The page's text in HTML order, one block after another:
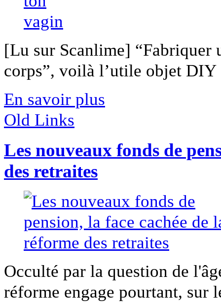
[Lu sur Scanlime] “Fabriquer
corps”, voilà l’utile objet
En savoir plus
Old Links
Les nouveaux fonds de
des retraites
Occulté par la question de
réforme engage pourtant, sur